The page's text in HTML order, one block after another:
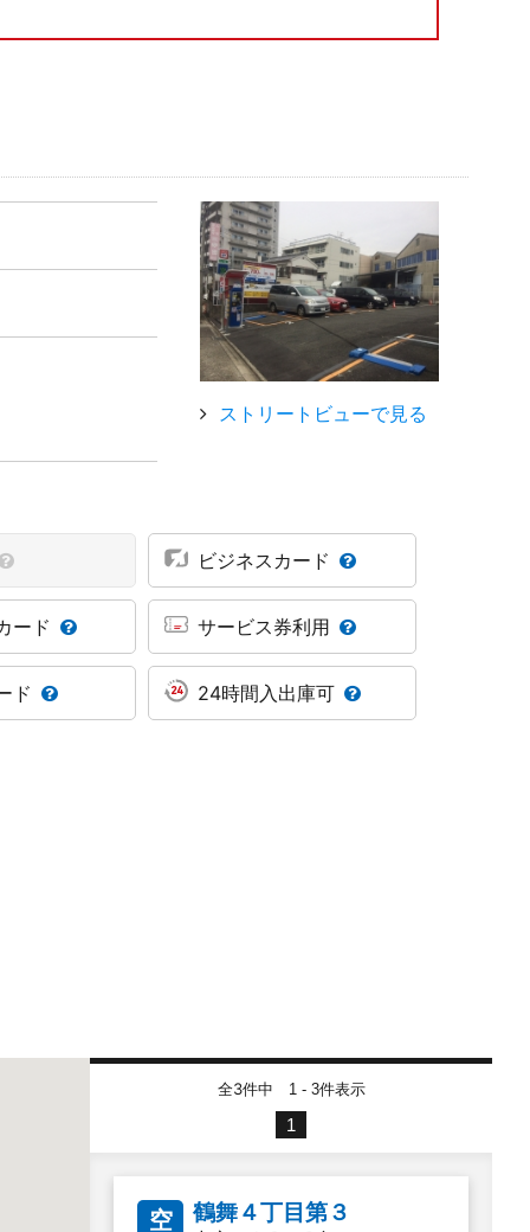
ストリートビューで見る
ビジネスカード
ード サービス券利用
ド 24時間入出庫可
全3件中 1 - 3件表示
1
空 鶴舞４丁目第３